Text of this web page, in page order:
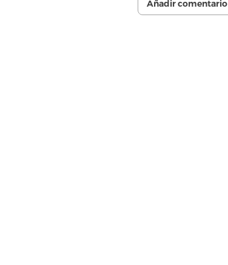
Añadir comentario